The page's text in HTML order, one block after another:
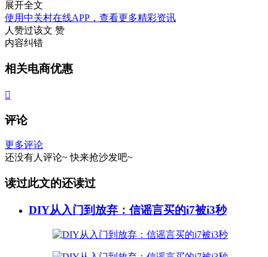
展开全文
使用中关村在线APP，查看更多精彩资讯
人赞过该文 赞
内容纠错
相关电商优惠

评论
更多评论
还没有人评论~ 快来抢沙发吧~
读过此文的还读过
DIY从入门到放弃：信谣言买的i7被i3秒